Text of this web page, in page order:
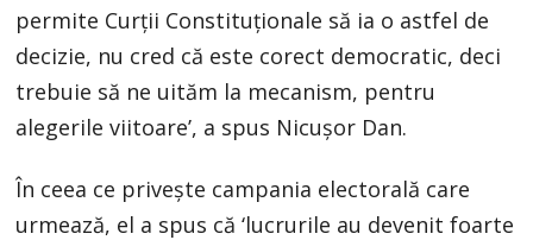
permite Curții Constituționale să ia o astfel de
decizie, nu cred că este corect democratic, deci
trebuie să ne uităm la mecanism, pentru
alegerile viitoare’, a spus Nicușor Dan.
În ceea ce privește campania electorală care
urmează, el a spus că ‘lucrurile au devenit foarte